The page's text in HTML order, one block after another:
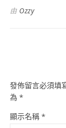
由 Ozzy
發佈留言必須填
為 *
顯示名稱 *